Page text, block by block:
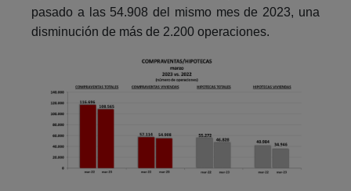
pasado a las 54.908 del mismo mes de 2023, una
disminución de más de 2.200 operaciones.